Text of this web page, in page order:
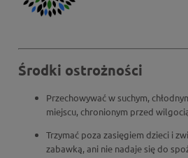
Środki ostrożności
Przechowywać w suchym,
miejscu, chronionym przed
Trzymać poza zasięgiem dzieci i
zabawką, ani nie nadaje się do